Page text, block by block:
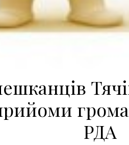
РДА